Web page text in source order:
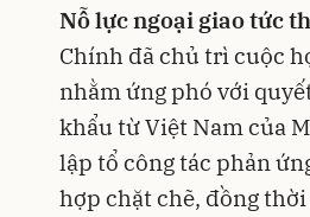
Nỗ lực ngoại giao tức
Chính đã chủ trì cuộc
nhằm ứng phó với
khẩu từ Việt Nam của
lập tổ công tác phản
hợp chặt chẽ, đồng